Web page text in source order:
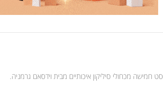
סט חמישה מכחולי סיליקון איכותיים מבית וידסאם גרמניה.